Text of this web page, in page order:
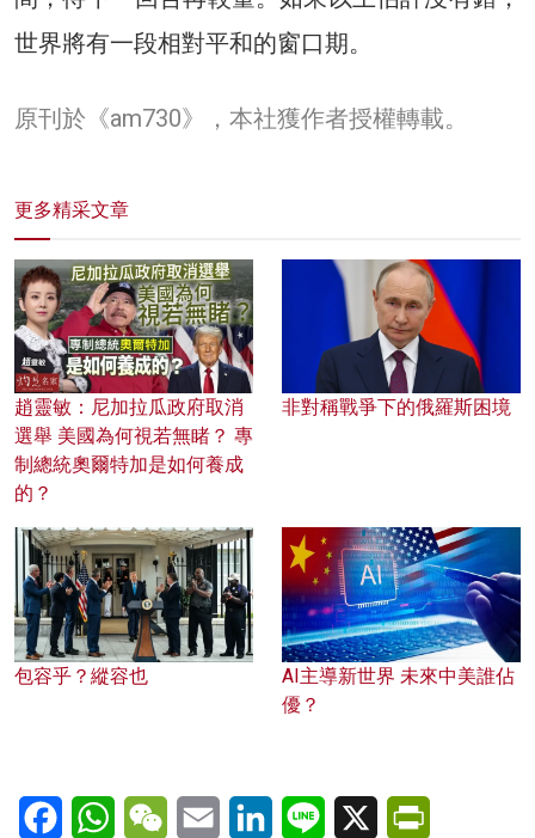
世界將有一段相對平和的窗口期。
原刊於《am730》，本社獲作者授權轉載。
更多精采文章
趙靈敏：尼加拉瓜政府取消
選舉 美國為何視若無睹？ 專
制總統奧爾特加是如何養成
的？
非對稱戰爭下的俄羅斯困境
包容乎？縱容也
AI主導新世界 未來中美誰佔
優？
FacebookWhatsAppWeChatEmail LinkedInLine X